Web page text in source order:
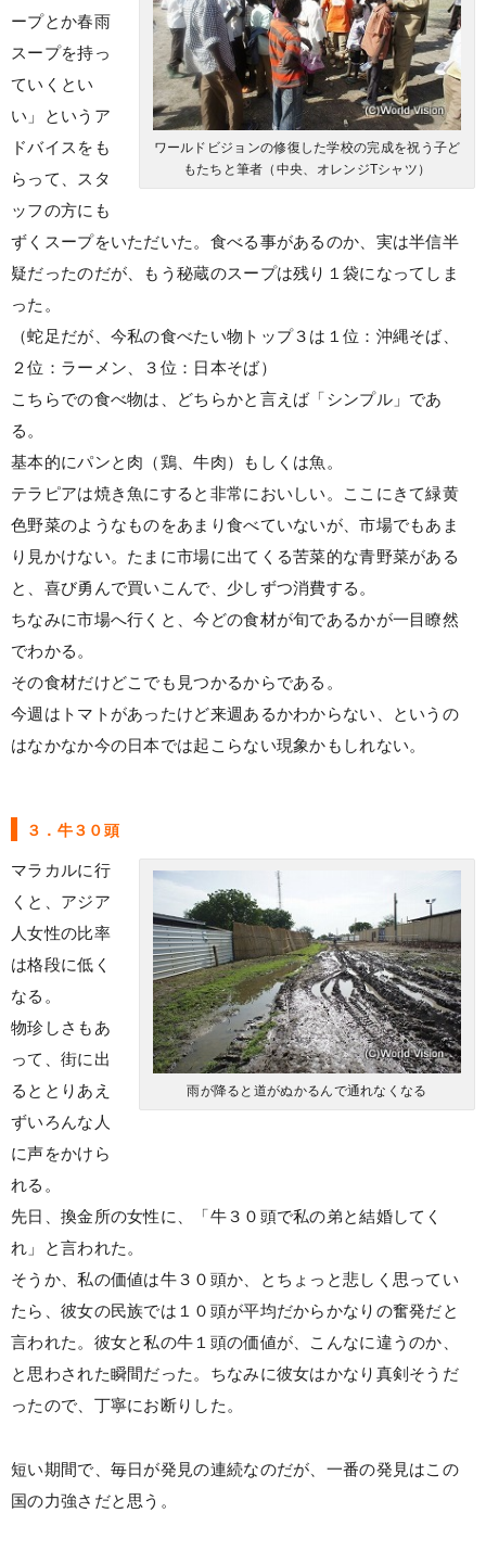
ワールドビジョンの修復した学校の完成を祝う子ど
もたちと筆者（中央、オレンジTシャツ）
ープとか春雨
スープを持っ
ていくとい
い」というア
ドバイスをも
らって、スタ
ッフの方にも
ずくスープをいただいた。食べる事があるのか、実は半信半
疑だったのだが、もう秘蔵のスープは残り１袋になってしま
った。
（蛇足だが、今私の食べたい物トップ３は１位：沖縄そば、
２位：ラーメン、３位：日本そば）
こちらでの食べ物は、どちらかと言えば「シンプル」であ
る。
基本的にパンと肉（鶏、牛肉）もしくは魚。
テラピアは焼き魚にすると非常においしい。ここにきて緑黄
色野菜のようなものをあまり食べていないが、市場でもあま
り見かけない。たまに市場に出てくる苦菜的な青野菜がある
と、喜び勇んで買いこんで、少しずつ消費する。
ちなみに市場へ行くと、今どの食材が旬であるかが一目瞭然
でわかる。
その食材だけどこでも見つかるからである。
今週はトマトがあったけど来週あるかわからない、というの
はなかなか今の日本では起こらない現象かもしれない。
３．牛３０頭
雨が降ると道がぬかるんで通れなくなる
マラカルに行
くと、アジア
人女性の比率
は格段に低く
なる。
物珍しさもあ
って、街に出
るととりあえ
ずいろんな人
に声をかけら
れる。
先日、換金所の女性に、「牛３０頭で私の弟と結婚してく
れ」と言われた。
そうか、私の価値は牛３０頭か、とちょっと悲しく思ってい
たら、彼女の民族では１０頭が平均だからかなりの奮発だと
言われた。彼女と私の牛１頭の価値が、こんなに違うのか、
と思わされた瞬間だった。ちなみに彼女はかなり真剣そうだ
ったので、丁寧にお断りした。
短い期間で、毎日が発見の連続なのだが、一番の発見はこの
国の力強さだと思う。